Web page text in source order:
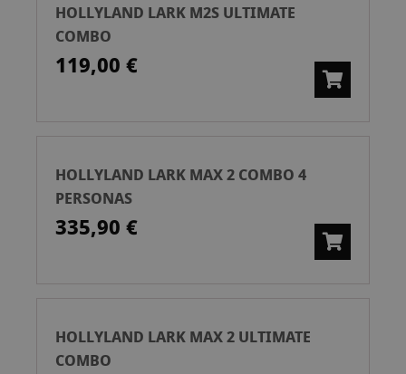
HOLLYLAND LARK M2S ULTIMATE
COMBO
119,00 €
HOLLYLAND LARK MAX 2 COMBO 4
PERSONAS
335,90 €
HOLLYLAND LARK MAX 2 ULTIMATE
COMBO